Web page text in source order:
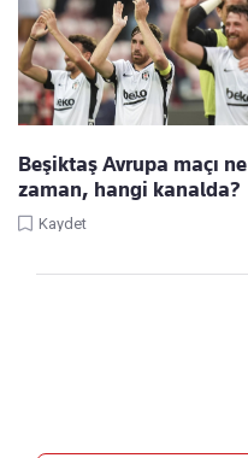
Beşiktaş Avrupa maçı ne
zaman, hangi kanalda?
Kaydet